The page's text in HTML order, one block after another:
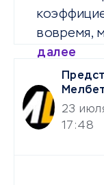
вовремя,
далее
23
17:48